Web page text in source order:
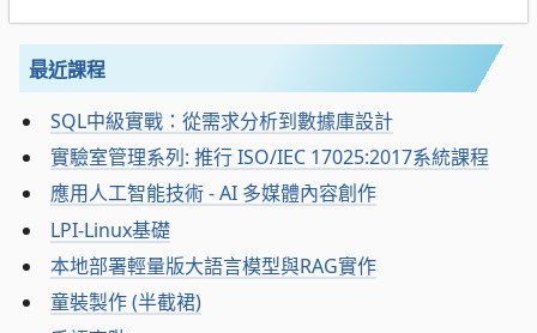
最近課程
SQL中級實戰：從需求分析到數據庫設計
實驗室管理系列: 推行 ISO/IEC 17025:2017系統課程
應用人工智能技術 - AI 多媒體內容創作
LPI-Linux基礎
本地部署輕量版大語言模型與RAG實作
童裝製作 (半截裙)